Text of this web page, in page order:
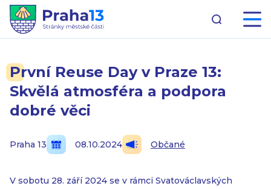
První Reuse Day v Praze 13:
Skvělá atmosféra a podpora
dobré věci
Praha 13 08.10.2024 Občané
V sobotu 28. září 2024 se v rámci Svatováclavských